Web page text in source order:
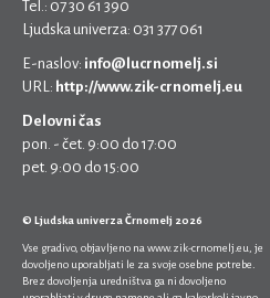
Tel.: 07 30 61 390
Ljudska univerza: 031 377 061
E-naslov: info@lucrnomelj.si
URL: http://www.zik-crnomelj.eu
Delovni čas
pon. - čet. 9:00 do 17:00
pet. 9:00 do 15:00
© Ljudska univerza Črnomelj 2026
Vse gradivo, objavljeno na www.zik-crnomelj.eu , je
dovoljeno uporabljati le za svoje osebne potrebe.
Brez dovoljenja uredništva ga ni dovoljeno